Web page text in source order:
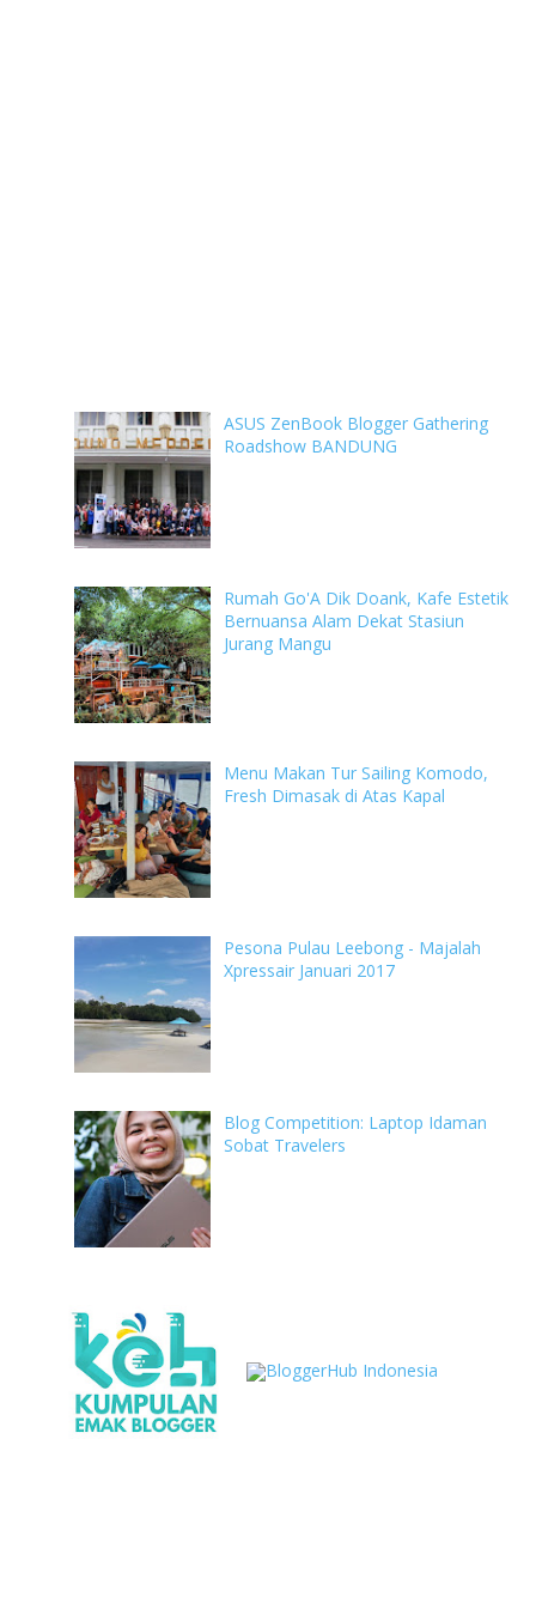
ASUS ZenBook Blogger Gathering
Roadshow BANDUNG
Rumah Go'A Dik Doank, Kafe Estetik
Bernuansa Alam Dekat Stasiun
Jurang Mangu
Menu Makan Tur Sailing Komodo,
Fresh Dimasak di Atas Kapal
Pesona Pulau Leebong - Majalah
Xpressair Januari 2017
Blog Competition: Laptop Idaman
Sobat Travelers